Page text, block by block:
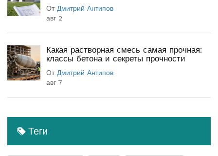
От Дмитрий Антипов
авг 2
Какая растворная смесь самая прочная:
классы бетона и секреты прочности
От Дмитрий Антипов
авг 7
Теги